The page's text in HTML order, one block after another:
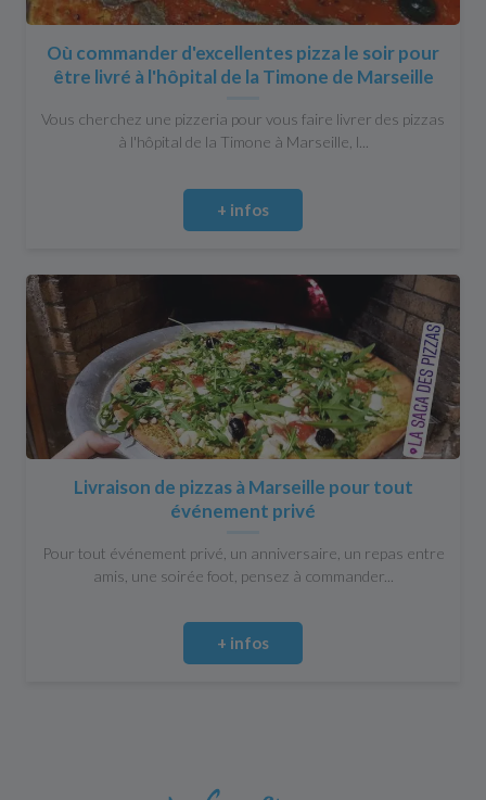
Où commander d'excellentes pizza le soir pour
être livré à l'hôpital de la Timone de Marseille
Vous cherchez une pizzeria pour vous faire livrer des pizzas
à l'hôpital de la Timone à Marseille, l...
+ infos
Livraison de pizzas à Marseille pour tout
événement privé
Pour tout événement privé, un anniversaire, un repas entre
amis, une soirée foot, pensez à commander...
+ infos